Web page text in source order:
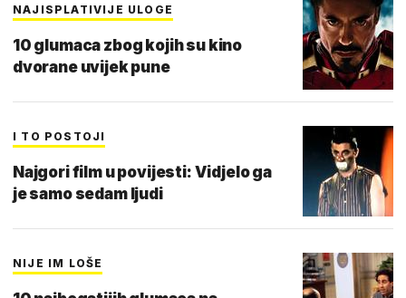
NAJISPLATIVIJE ULOGE
10 glumaca zbog kojih su kino
dvorane uvijek pune
I TO POSTOJI
Najgori film u povijesti: Vidjelo ga
je samo sedam ljudi
NIJE IM LOŠE